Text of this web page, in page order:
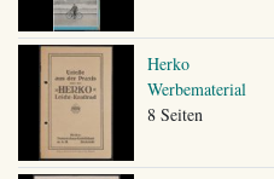
Herko
Werbematerial
8 Seiten